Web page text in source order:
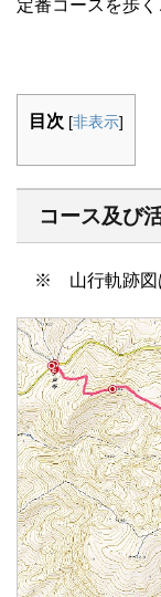
定番コースを歩く
目次 [非表示]
コース及び
※ 山行軌跡図は